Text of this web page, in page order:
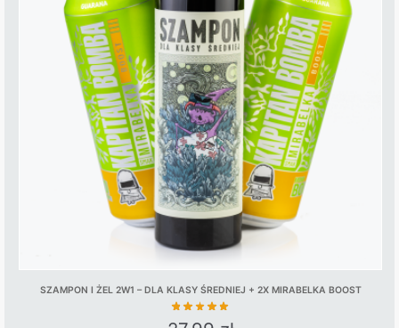
The
options
may
be
chosen
on
the
product
page
SZAMPON I ŻEL 2W1 – DLA KLASY ŚREDNIEJ + 2X MIRABELKA BOOST